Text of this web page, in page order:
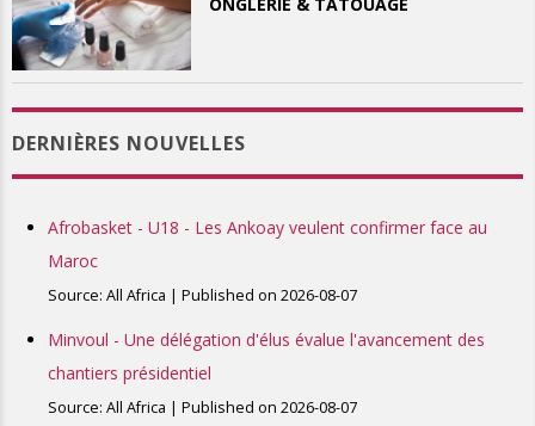
DERNIÈRES NOUVELLES
Afrobasket - U18 - Les Ankoay veulent confirmer face au
Maroc
Source: All Africa Published on 2026-08-07
Minvoul - Une délégation d'élus évalue l'avancement des
chantiers présidentiel
Source: All Africa Published on 2026-08-07